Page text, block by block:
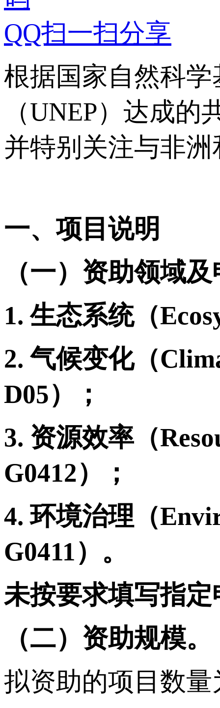
QQ扫一扫分享
根据国家自然科
（UNEP）达成
并特别关注与非
一、项目说明
（一）资助领域
1. 生态系统（
2. 气候变化（
D05）；
3. 资源效率 （
G0412）；
4. 环境治理 （
G0411）。
未按要求填写指
（二）资助规模。
拟资助的项目数